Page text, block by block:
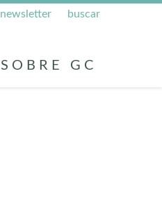
buscar
newsletter
SOBRE GC